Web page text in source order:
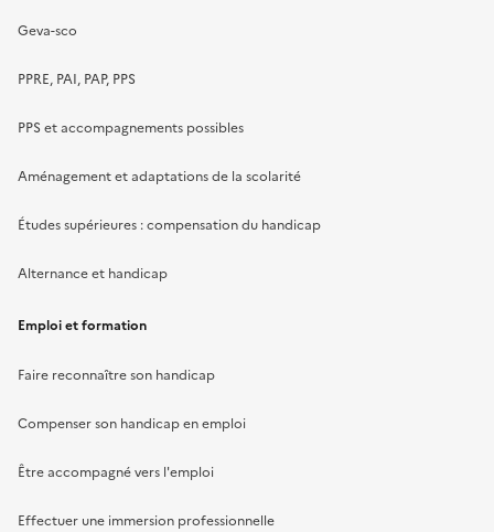
Geva-sco
PPRE, PAI, PAP, PPS
PPS et accompagnements possibles
Aménagement et adaptations de la scolarité
Études supérieures : compensation du handicap
Alternance et handicap
Emploi et formation
Faire reconnaître son handicap
Compenser son handicap en emploi
Être accompagné vers l'emploi
Effectuer une immersion professionnelle